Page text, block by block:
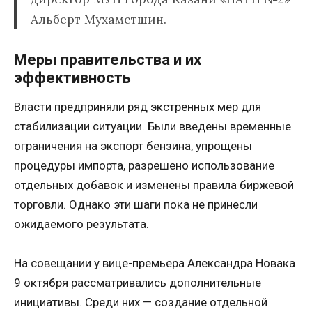
Альберт Мухаметшин.
Меры правительства и их
эффективность
Власти предприняли ряд экстренных мер для
стабилизации ситуации. Были введены временные
ограничения на экспорт бензина, упрощены
процедуры импорта, разрешено использование
отдельных добавок и изменены правила биржевой
торговли. Однако эти шаги пока не принесли
ожидаемого результата.
На совещании у вице-премьера Александра Новака
9 октября рассматривались дополнительные
инициативы. Среди них — создание отдельной